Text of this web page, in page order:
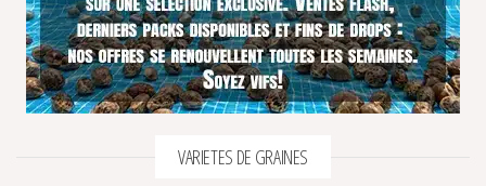
VARIETES DE GRAINES